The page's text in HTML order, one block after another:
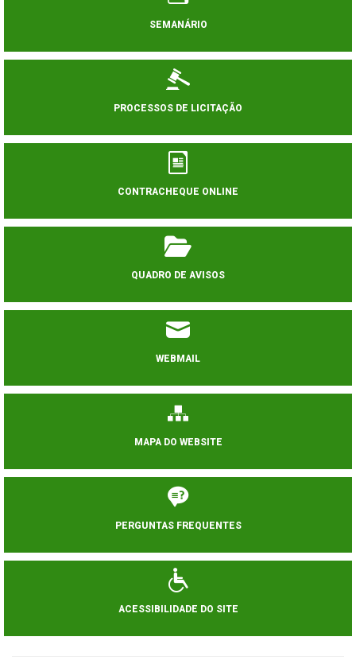
SEMANÁRIO
PROCESSOS DE LICITAÇÃO
CONTRACHEQUE ONLINE
QUADRO DE AVISOS
WEBMAIL
MAPA DO WEBSITE
PERGUNTAS FREQUENTES
ACESSIBILIDADE DO SITE